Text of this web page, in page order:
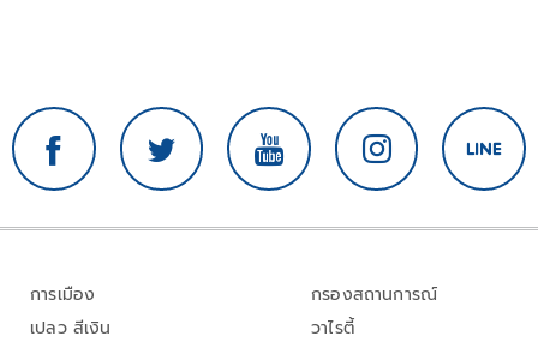
การเมือง
เปลว สีเงิน
กรองสถานการณ์
วาไรตี้